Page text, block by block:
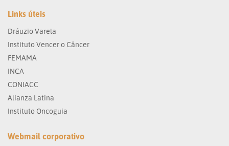
Links úteis
Dráuzio Varela
Instituto Vencer o Câncer
FEMAMA
INCA
CONIACC
Alianza Latina
Instituto Oncoguia
Webmail corporativo